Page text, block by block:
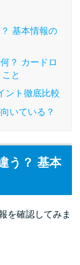
ま払いきると
借りられるカ
を選ぶべき4つ
ポイント
基本情報の
？ カードロ
と
ント徹底比較
いている？
う？ 基本
を確認してみま